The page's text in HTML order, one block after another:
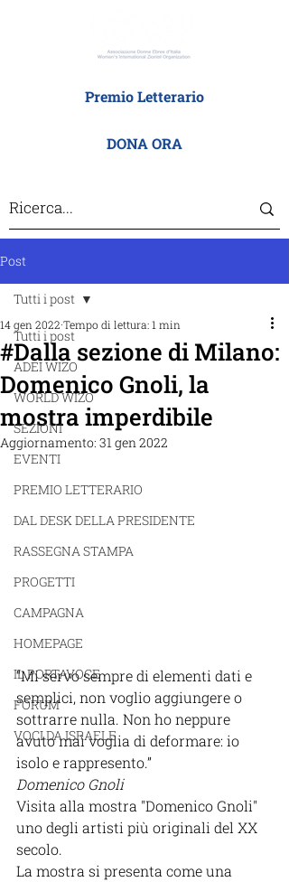
Premio Letterario
DONA ORA
Post
Tutti i post
ADEI WIZO
WORLD WIZO
SEZIONI
EVENTI
PREMIO LETTERARIO
DAL DESK DELLA PRESIDENTE
RASSEGNA STAMPA
PROGETTI
CAMPAGNA
HOMEPAGE
IL PORTAVOCE
FORUM
VOCI DA ISRAELE
Tutti i post
#Dalla sezione di Milano:
Domenico Gnoli, la
mostra imperdibile
14 gen 2022 Tempo di lettura: 1 min
Aggiornamento: 31 gen 2022
“Mi servo sempre di elementi dati e
semplici, non voglio aggiungere o
sottrarre nulla. Non ho neppure
avuto mai voglia di deformare: io
isolo e rappresento.”
Domenico Gnoli
Visita alla mostra "Domenico Gnoli"
uno degli artisti più originali del XX
secolo.
La mostra si presenta come una